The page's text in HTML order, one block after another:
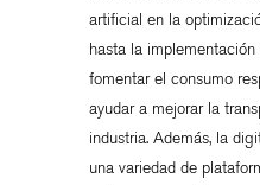
artificial en la
hasta la
fomentar el consumo
ayudar a mejorar la
industria. Además, la
una variedad de